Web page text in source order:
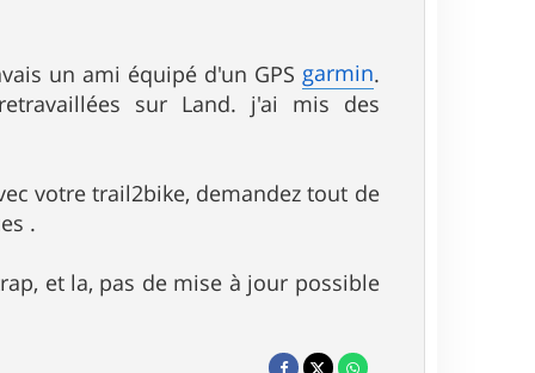
un ami équipé d'un GPS garmin.
sur Land. j'ai mis des
votre trail2bike, demandez tout de
.
et la, pas de mise à jour possible